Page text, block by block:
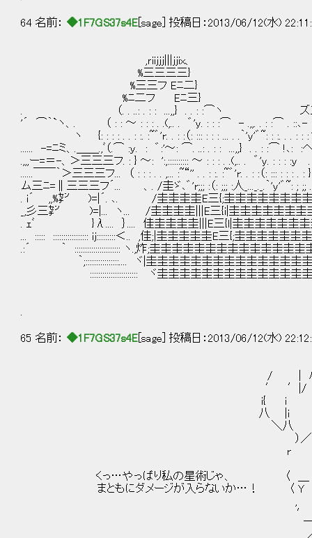
64 名前： ◆1F7GS37s4E [sage] 投稿日：2013/06/12(水)
,ｒiiｊｊｊ|||jjix、
%三三三三}
%三三フ Eﾆ二}
%ﾆ二フ Eﾆ三} iiiii
. （. . ..: . : : ...,,} . . : :⌒ヽ
'´ ⌒｀`ヽ、. （ : : ～ : : : . .(,.. . ゛'y. : : :⌒ -
ヽ {: : : : . . : :. :~゛'r. . : :（: ::: : : : ... . .｀'y'
...... -=ﾆミ、.＿＿.,ﾞ（.⌒ :ｙ. : ゛:'～: ⌒. ..: . : :
.,,,ー=＝-、＞三三三フ. : } ～: ':,:::::::::: ～ : : : . .(,.. . ゛
......￣￣｀＞三三三フ... （ : : : . . ,... :~“'' . . : :. :~゛'r. . : :
ム三ﾆ=∥三三三フ´... 、. /圭ゞ､゛'r;;; :（: ;;; :人_..._._.｀
. i´ ,,%㌢ )=|´. ､. /圭圭圭圭E三{;圭圭圭圭圭
_,彡三㌢ )=|... ヽ... /圭圭圭圭|||E三{i|圭圭圭圭圭
. ｪﾞ }λ.... ｝.... 佳圭圭圭圭|||E三{l|圭圭圭圭圭圭
... ::::: ::::::::::::::::: ij:::::::::＜.. ,佳;|圭圭圭圭圭E三{;圭圭
.:´ ｀ :::::::::::::::::::::: ヽ.,炸;圭圭圭圭圭圭圭圭圭圭圭
｀;::::::::::::::::.... ヾ|圭圭圭圭圭圭圭圭圭圭圭圭
::::::::::::::::::::::: ヾ圭圭圭圭圭圭圭圭圭圭圭
65 名前： ◆1F7GS37s4E [sage] 投稿日：2013/06/12(水)
/ | ハ
′ ′|/ |
i{ i ､_〕斗 七l
八 |i ｝抖芹
＼八 /〃爪
）／ jじ
r ´: : : :
くっ…やっぱり私の星術
まともにダメージが入らな
′ ／ ／